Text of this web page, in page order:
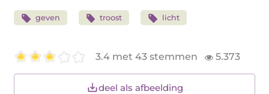
geven troost licht
3.4 met 43 stemmen 5.373
deel als afbeelding